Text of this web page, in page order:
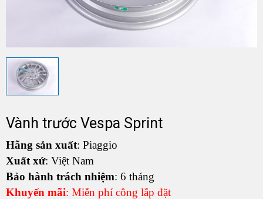
Vành trước Vespa Sprint
Hãng sản xuất: Piaggio
Xuất xứ: Việt Nam
Bảo hành trách nhiệm: 6 tháng
Khuyến mãi: Miễn phí công lắp đặt